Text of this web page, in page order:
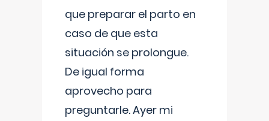
que preparar el parto en
caso de que esta
situación se prolongue.
De igual forma
aprovecho para
preguntarle. Ayer mi